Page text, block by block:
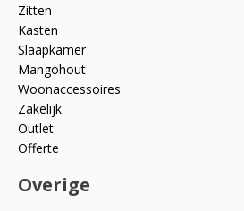
Zitten
Kasten
Slaapkamer
Mangohout
Woonaccessoires
Zakelijk
Outlet
Offerte
Overige